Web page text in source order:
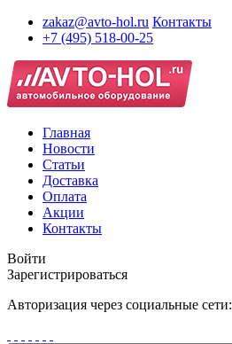
zakaz@avto-hol.ru Контакты
+7 (495) 518-00-25
Главная
Новости
Статьи
Доставка
Оплата
Акции
Контакты
Войти
Зарегистрироваться
Авторизация через социальные сети: